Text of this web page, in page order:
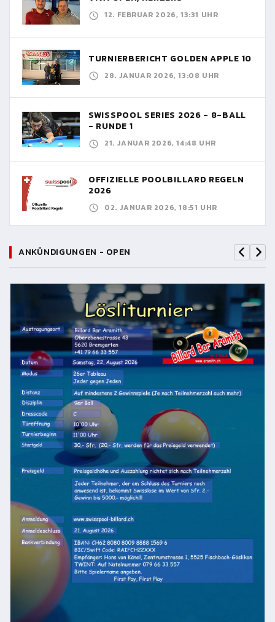
12. FEBRUAR 2026, 13:31 UHR
TURNIERBERICHT GOLDEN APPLE 10
28. JANUAR 2026, 13:08 UHR
SWISSPOOL SERIES 2026 - 8-BALL
- RUNDE 1
21. JANUAR 2026, 14:48 UHR
OFFIZIELLE POOLBILLARD REGELN
2026
02. JANUAR 2026, 18:51 UHR
ANKÜNDIGUNGEN - OPEN